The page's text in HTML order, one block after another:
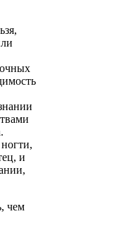
и
чем